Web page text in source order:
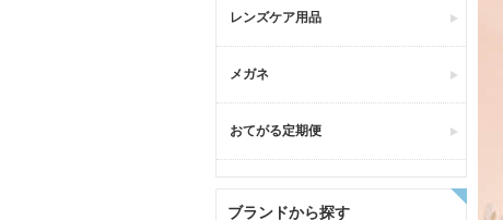
レンズケア用品
メガネ
おてがる定期便
ブランドから探す